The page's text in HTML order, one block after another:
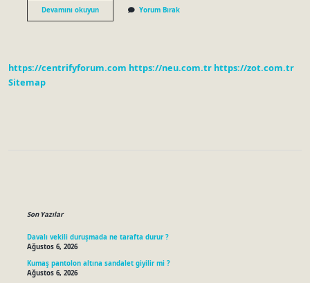
Devamını okuyunKapari
Meyvesi
Yorum Bırak
https://centrifyforum.com https://neu.com.tr https://zot.com.tr
Sitemap
Son Yazılar
Davalı vekili duruşmada ne tarafta durur ?
Ağustos 6, 2026
Kumaş pantolon altına sandalet giyilir mi ?
Ağustos 6, 2026